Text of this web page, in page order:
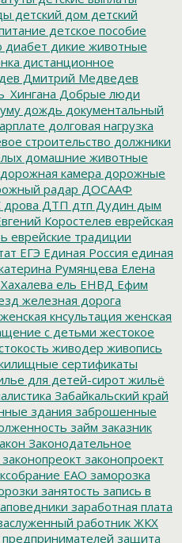
детский дом детский
детское пособие
диабет дикие животные
дистанционное
Дмитрий Медведев
Добрые люди
дождь документальный
долговая нагрузка
строительство должники
домашние животные
дорожная камера дорожные
радар ДОСААФ
дрова ДТП дтп Дудин дым
Коростелев еврейская
еврейские традиции
ЕГЭ Единая Россия единая
Румянцева Елена
ель ЕНВД Ефим
железная дорога
женская кнсультация женская
с детьми жестокое
живодер живопись
сертификаты
для детей-сирот жильё
Забайкальский край
здания заброшенные
займ заказник
Законодательное
законопреокт законопроект
ЕАО заморозка
занятость запись в
заработная плата
работник ЖКХ
защита